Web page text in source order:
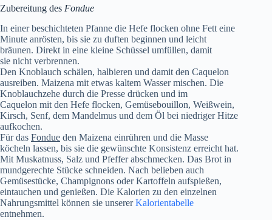
Zubereitung des Fondue
In einer beschichteten Pfanne die Hefe flocken ohne Fett eine
Minute anrösten, bis sie zu duften beginnen und leicht
bräunen. Direkt in eine kleine Schüssel umfüllen, damit
sie nicht verbrennen.
Den Knoblauch schälen, halbieren und damit den Caquelon
ausreiben. Maizena mit etwas kaltem Wasser mischen. Die
Knoblauchzehe durch die Presse drücken und im
Caquelon mit den Hefe flocken, Gemüsebouillon, Weißwein,
Kirsch, Senf, dem Mandelmus und dem Öl bei niedriger Hitze
aufkochen.
Für das Fondue den Maizena einrühren und die Masse
köcheln lassen, bis sie die gewünschte Konsistenz erreicht hat.
Mit Muskatnuss, Salz und Pfeffer abschmecken. Das Brot in
mundgerechte Stücke schneiden. Nach belieben auch
Gemüsestücke, Champignons oder Kartoffeln aufspießen,
eintauchen und genießen. Die Kalorien zu den einzelnen
Nahrungsmittel können sie unsererKalorientabelle
entnehmen.